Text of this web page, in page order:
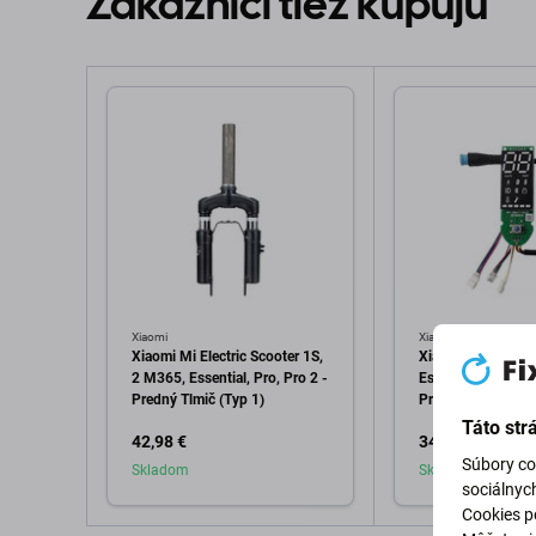
Xiaomi
Xiaomi Mi Electric Scooter 1S,
2 M365, Essential, Pro, Pro 2 -
Predný Tlmič (Typ 1)
42,98 €
Skladom
Xiaomi
Xiaomi Mi Electric
Essential, Pro 2,
Prístrojová Doska
C002550016100,
C002790006400
Service Pack
34,98 €
Skladom
Táto
Súbory
Cookies